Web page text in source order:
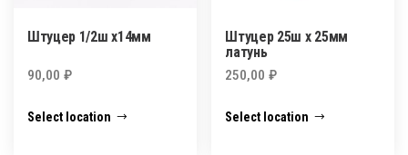
Штуцер 1/2ш х14мм
90,00 ₽
Select location
Штуцер 25ш х 25мм
латунь
250,00₽
Select location